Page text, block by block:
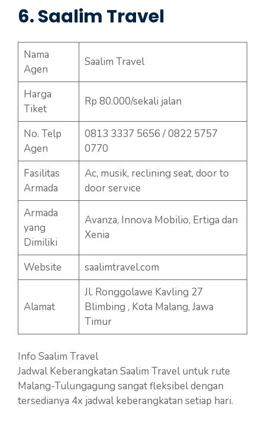
6. Saalim Travel
Nama
Agen
Saalim Travel
Harga
Tiket
Rp 80.000/sekali jalan
No. Telp
Agen
0813 3337 5656 / 0822 5757
0770
Fasilitas
Armada
Ac, musik, reclining seat, door to
door service
Armada
yang
Dimiliki
Avanza, Innova Mobilio, Ertiga dan
Xenia
Website saalimtravel.com
Alamat
Jl. Ronggolawe Kavling 27
Blimbing , Kota Malang, Jawa
Timur
Info Saalim Travel
Jadwal Keberangkatan Saalim Travel untuk rute
Malang-Tulungagung sangat fleksibel dengan
tersedianya 4x jadwal keberangkatan setiap hari.